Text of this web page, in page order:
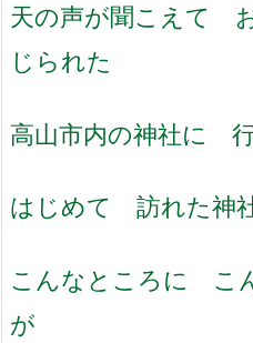
天の声が聞こえて
じられた
高山市内の神社に 行
はじめて 訪れた神社
こんなところに こ
が